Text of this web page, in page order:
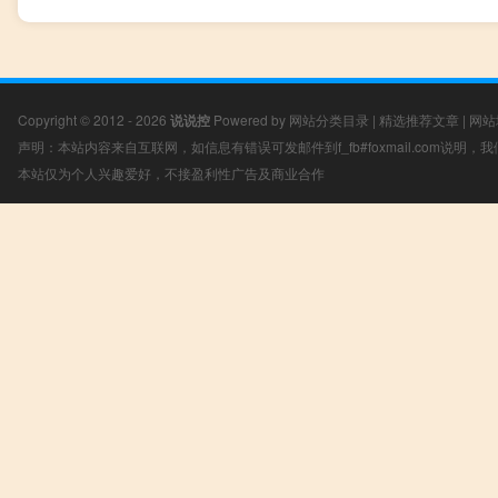
Copyright © 2012 - 2026 说说控 Powered by 网站分类目录 | 精选推荐文章 | 网
声明：本站内容来自互联网，如信息有错误可发邮件到f_fb#foxmail.com说明，
本站仅为个人兴趣爱好，不接盈利性广告及商业合作